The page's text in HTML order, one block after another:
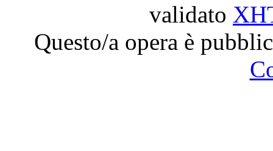
validato
Questo/a opera è